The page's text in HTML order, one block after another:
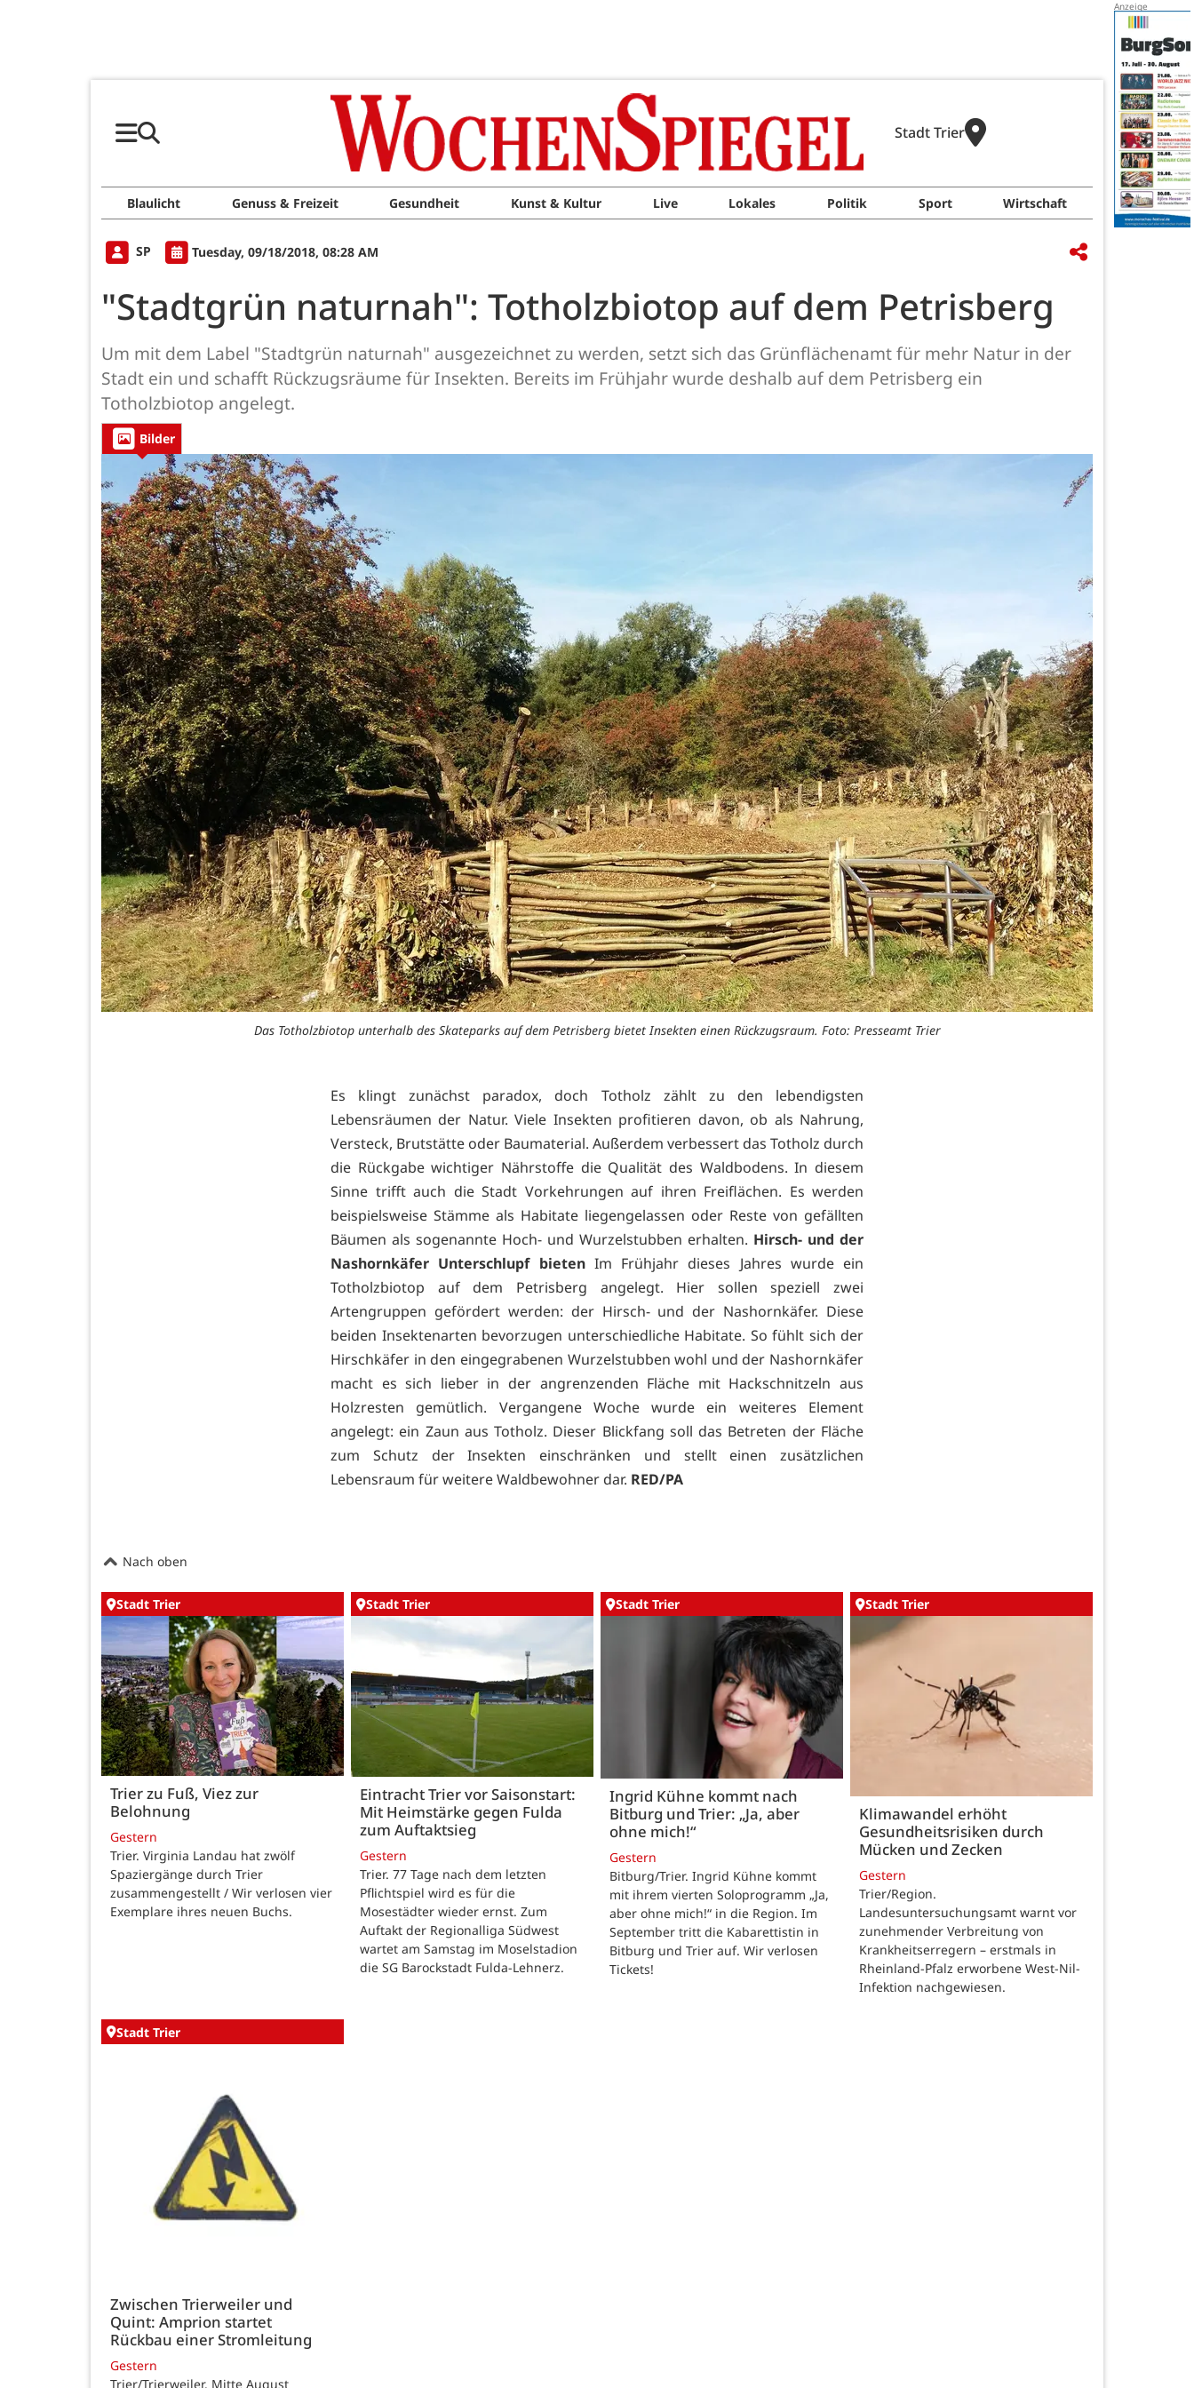
Stadt Trier
Blaulicht Genuss & Freizeit Gesundheit Kunst & Kultur Live Lokales Politik Sport Wirtschaft
SP Tuesday, 09/18/2018, 08:28 AM
"Stadtgrün naturnah": Totholzbiotop auf dem Petrisberg
Um mit dem Label "Stadtgrün naturnah" ausgezeichnet zu werden, setzt sich das Grünflächenamt für mehr Natur in der
Stadt ein und schafft Rückzugsräume für Insekten. Bereits im Frühjahr wurde deshalb auf dem Petrisberg ein
Totholzbiotop angelegt.
Bilder
Das Totholzbiotop unterhalb des Skateparks auf dem Petrisberg bietet Insekten einen Rückzugsraum. Foto: Presseamt Trier
Es klingt zunächst paradox, doch Totholz zählt zu den lebendigsten
Lebensräumen der Natur. Viele Insekten profitieren davon, ob als Nahrung,
Versteck, Brutstätte oder Baumaterial. Außerdem verbessert das Totholz durch
die Rückgabe wichtiger Nährstoffe die Qualität des Waldbodens. In diesem
Sinne trifft auch die Stadt Vorkehrungen auf ihren Freiflächen. Es werden
beispielsweise Stämme als Habitate liegengelassen oder Reste von gefällten
Bäumen als sogenannte Hoch- und Wurzelstubben erhalten. Hirsch- und der
Nashornkäfer Unterschlupf bietenIm Frühjahr dieses Jahres wurde ein
Totholzbiotop auf dem Petrisberg angelegt. Hier sollen speziell zwei
Artengruppen gefördert werden: der Hirsch- und der Nashornkäfer. Diese
beiden Insektenarten bevorzugen unterschiedliche Habitate. So fühlt sich der
Hirschkäfer in den eingegrabenen Wurzelstubben wohl und der Nashornkäfer
macht es sich lieber in der angrenzenden Fläche mit Hackschnitzeln aus
Holzresten gemütlich. Vergangene Woche wurde ein weiteres Element
angelegt: ein Zaun aus Totholz. Dieser Blickfang soll das Betreten der Fläche
zum Schutz der Insekten einschränken und stellt einen zusätzlichen
Lebensraum für weitere Waldbewohner dar. RED/PA
Nach oben
Stadt Trier
Trier zu Fuß, Viez zur
Belohnung
Gestern
Trier. Virginia Landau hat zwölf
Spaziergänge durch Trier
zusammengestellt / Wir verlosen vier
Exemplare ihres neuen Buchs.
Stadt Trier
Eintracht Trier vor Saisonstart:
Mit Heimstärke gegen Fulda
zum Auftaktsieg
Gestern
Trier. 77 Tage nach dem letzten
Pflichtspiel wird es für die
Mosestädter wieder ernst. Zum
Auftakt der Regionalliga Südwest
wartet am Samstag im Moselstadion
die SG Barockstadt Fulda-Lehnerz.
Stadt Trier
Ingrid Kühne kommt nach
Bitburg und Trier: „Ja, aber
ohne mich!“
Gestern
Bitburg/Trier. Ingrid Kühne kommt
mit ihrem vierten Soloprogramm „Ja,
aber ohne mich!“ in die Region. Im
September tritt die Kabarettistin in
Bitburg und Trier auf. Wir verlosen
Tickets!
Stadt Trier
Klimawandel erhöht
Gesundheitsrisiken durch
Mücken und Zecken
Gestern
Trier/Region.
Landesuntersuchungsamt warnt vor
zunehmender Verbreitung von
Krankheitserregern – erstmals in
Rheinland-Pfalz erworbene West-Nil-
Infektion nachgewiesen.
Stadt Trier
Zwischen Trierweiler und
Quint: Amprion startet
Rückbau einer Stromleitung
Gestern
Trier/Trierweiler. Mitte August